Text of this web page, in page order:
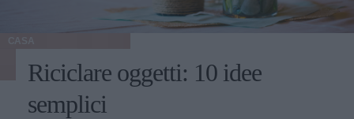
Riciclare oggetti: 10 idee
semplici